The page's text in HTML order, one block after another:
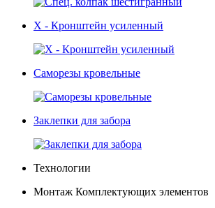
Х - Кронштейн усиленный
Саморезы кровельные
Заклепки для забора
Технологии
Монтаж Комплектующих элементов